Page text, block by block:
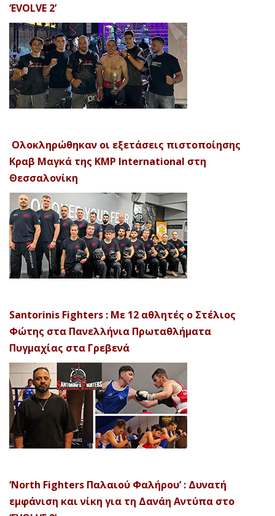
‘EVOLVE 2’
Ολοκληρώθηκαν οι εξετάσεις πιστοποίησης
Κραβ Μαγκά της KMP International στη
Θεσσαλονίκη
Santorinis Fighters : Με 12 αθλητές ο Στέλιος
Φώτης στα Πανελλήνια Πρωταθλήματα
Πυγμαχίας στα Γρεβενά
‘North Fighters Παλαιού Φαλήρου’ : Δυνατή
εμφάνιση και νίκη για τη Δανάη Αντύπα στο